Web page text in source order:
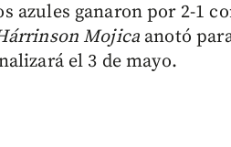
azules ganaron por 2-1
Mojica anotó
el 3 de mayo.